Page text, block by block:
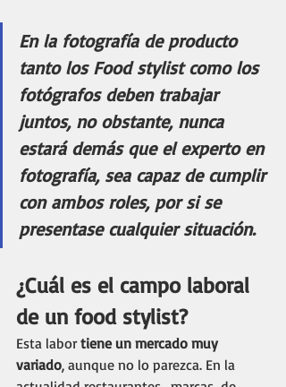
En la fotografía de producto
tanto los Food stylist como los
fotógrafos deben trabajar
juntos, no obstante, nunca
estará demás que el experto en
fotografía, sea capaz de cumplir
con ambos roles, por si se
presentase cualquier situación.
¿Cuál es el campo laboral
de un food stylist?
Esta labor tiene un mercado muy
variado, aunque no lo parezca. En la